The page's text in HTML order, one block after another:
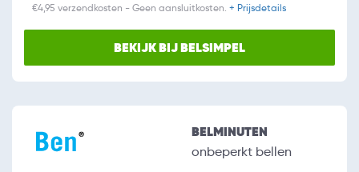
€4,95 verzendkosten - Geen aansluitkosten. + Prijsdetails
BEKIJK BIJ BELSIMPEL
BELMINUTEN
onbeperkt bellen